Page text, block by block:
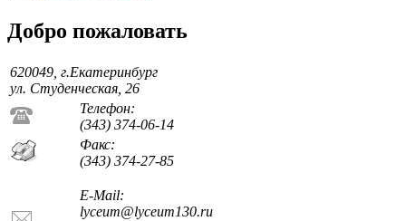
Добро пожаловать
620049, г.Екатеринбург
ул. Студенческая, 26
Телефон:
(343) 374-06-14
Факс:
(343) 374-27-85
E-Mail:
lyceum@lyceum130.ru